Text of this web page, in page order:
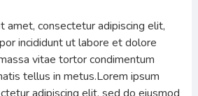
amet, consectetur adipiscing elit,
incididunt ut labore et dolore
vitae tortor condimentum
tellus in metus.Lorem ipsum